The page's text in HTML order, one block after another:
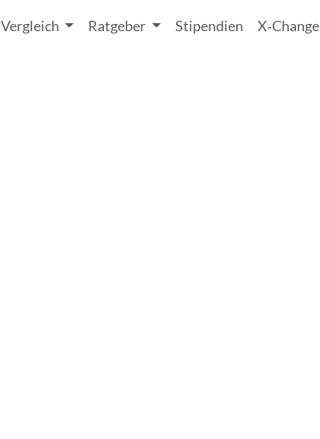
Vergleich Ratgeber Stipendien X‑Change